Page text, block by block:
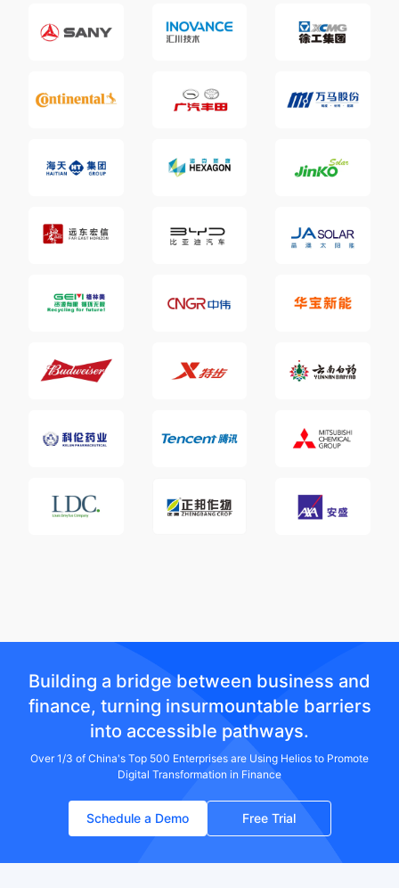
Building a bridge between business and
finance, turning insurmountable barriers
into accessible pathways.
Over 1/3 of China's Top 500 Enterprises are Using Helios to Promote
Digital Transformation in Finance
Schedule a Demo Free Trial